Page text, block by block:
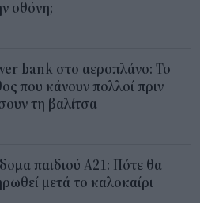
οθόνη;
bank στο αεροπλάνο: Το
που κάνουν πολλοί πριν
τη βαλίτσα
παιδιού Α21: Πότε θα
μετά το καλοκαίρι